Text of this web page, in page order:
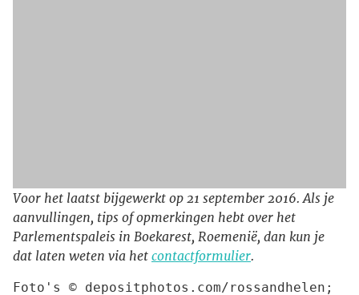
Voor het laatst bijgewerkt op 21 september 2016. Als je
aanvullingen, tips of opmerkingen hebt over het
Parlementspaleis in Boekarest, Roemenië, dan kun je
dat laten weten via het contactformulier.